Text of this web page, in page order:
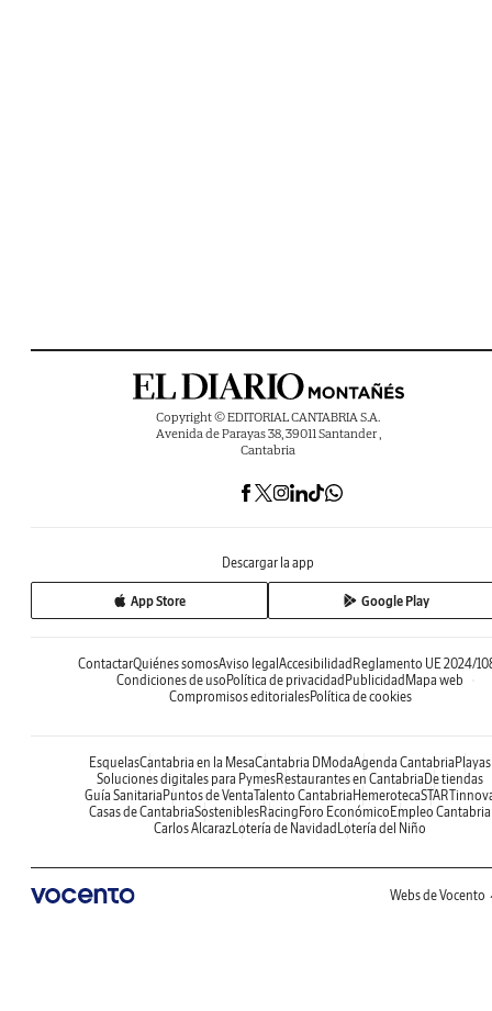
Copyright © EDITORIAL CANTABRIA S.A.
Avenida de Parayas 38, 39011 Santander ,
Cantabria
Descargar la app
App Store Google Play
ContactarQuiénes somosAviso legal Accesibilidad Reglamento UE 2024/
Condiciones de uso Política de privacidad Publicidad Mapa web
Compromisos editorialesPolítica de cookies
EsquelasCantabria en la MesaCantabria DModaAgenda Cantabria Playas
Soluciones digitales para PymesRestaurantes en Cantabria De tiendas
Guía Sanitaria Puntos de VentaTalento Cantabria Hemeroteca
Casas de CantabriaSosteniblesRacing Foro Económico Empleo Cantabria
Carlos AlcarazLotería de Navidad Lotería del Niño
Webs de Vocento